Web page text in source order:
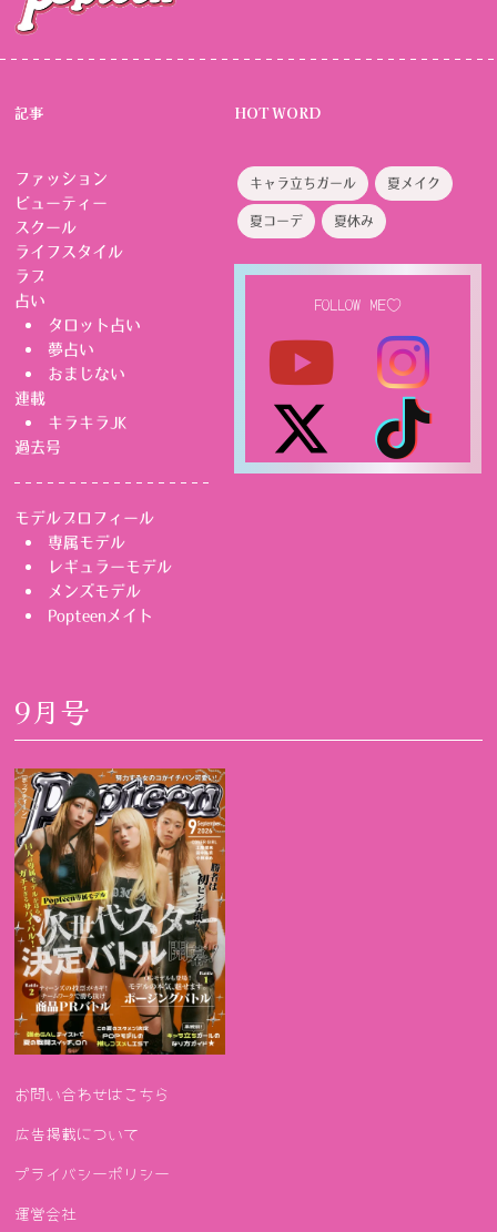
記事
ファッション
ビューティー
スクール
ライフスタイル
ラブ
占い
タロット占い
夢占い
おまじない
連載
キラキラJK
過去号
モデルプロフィール
専属モデル
レギュラーモデル
メンズモデル
Popteenメイト
HOT WORD
キャラ立ちガール 夏メイク
夏コーデ 夏休み
FOLLOW ME♡
9月号
お問い合わせはこちら
広告掲載について
プライバシーポリシー
運営会社